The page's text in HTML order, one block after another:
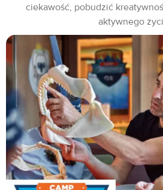
ciekawość, pobudzić
aktywnego